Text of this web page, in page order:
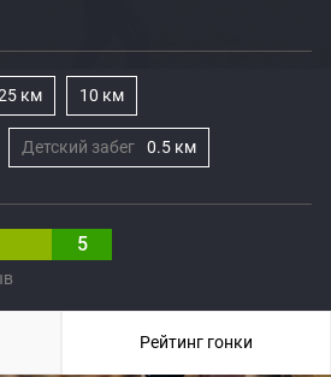
5
км 10 км
Детский забег 0.5 км
Рейтинг гонки